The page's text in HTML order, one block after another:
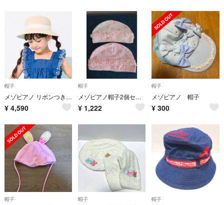
帽子
メゾピアノ リボンつきブレードハット 薄ベージュ Mサイズ 帽子 麦わら帽子
¥ 4,590
帽子
メゾピアノ帽子2個セット
¥ 1,222
帽子
メゾピアノ 帽子
¥ 300
帽子 帽子 帽子